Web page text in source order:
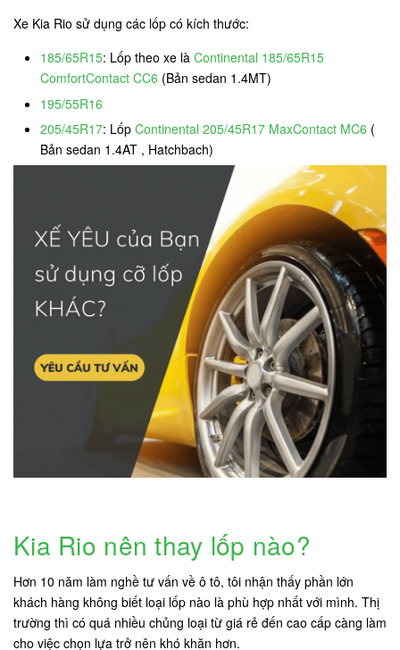
Xe Kia Rio sử dụng các lốp có kích thước:
185/65R15: Lốp theo xe là Continental 185/65R15
ComfortContact CC6 (Bản sedan 1.4MT)
195/55R16
205/45R17: Lốp Continental 205/45R17 MaxContact MC6 (
Bản sedan 1.4AT , Hatchbach)
Kia Rio nên thay lốp nào?
Hơn 10 năm làm nghề tư vấn về ô tô, tôi nhận thấy phần lớn
khách hàng không biết loại lốp nào là phù hợp nhất với mình. Thị
trường thì có quá nhiều chủng loại từ giá rẻ đến cao cấp càng làm
cho việc chọn lựa trở nên khó khăn hơn.